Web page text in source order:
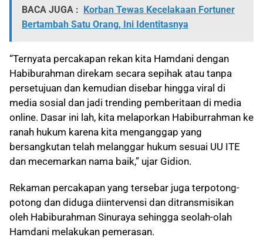
BACA JUGA : Korban Tewas Kecelakaan Fortuner
Bertambah Satu Orang, Ini Identitasnya
“Ternyata percakapan rekan kita Hamdani dengan
Habiburahman direkam secara sepihak atau tanpa
persetujuan dan kemudian disebar hingga viral di
media sosial dan jadi trending pemberitaan di media
online. Dasar ini lah, kita melaporkan Habiburrahman ke
ranah hukum karena kita menganggap yang
bersangkutan telah melanggar hukum sesuai UU ITE
dan mecemarkan nama baik,” ujar Gidion.
Rekaman percakapan yang tersebar juga terpotong-
potong dan diduga diintervensi dan ditransmisikan
oleh Habiburahman Sinuraya sehingga seolah-olah
Hamdani melakukan pemerasan.